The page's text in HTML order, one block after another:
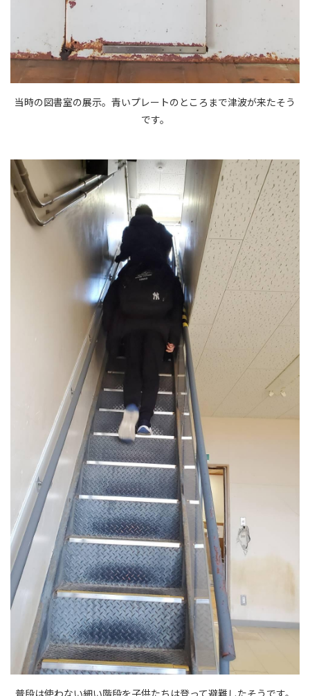
当時の図書室の展示。青いプレートのところまで津波が来たそう
です。
普段は使わない細い階段を子供たちは登って避難したそうです。